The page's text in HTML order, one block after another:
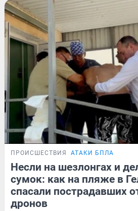
ПРОИСШЕСТВИЯ АТАКИ БПЛА
Несли на шезлонгах и
сумок: как на пляже в
спасали пострадавших
дронов